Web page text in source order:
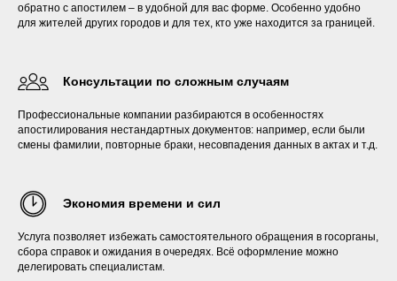
обратно с апостилем – в удобной для вас форме. Особенно удобно
для жителей других городов и для тех, кто уже находится за границей.
Консультации по сложным случаям
Профессиональные компании разбираются в особенностях
апостилирования нестандартных документов: например, если были
смены фамилии, повторные браки, несовпадения данных в актах и т.д.
Экономия времени и сил
Услуга позволяет избежать самостоятельного обращения в госорганы,
сбора справок и ожидания в очередях. Всё оформление можно
делегировать специалистам.